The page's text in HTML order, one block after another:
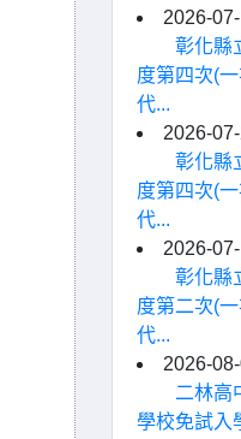
2026-
彰化縣
度第四次(
代...
2026-
彰化縣
度第四次(
代...
2026-
彰化縣
度第二次(
代...
2026-
二林高
學校免試入